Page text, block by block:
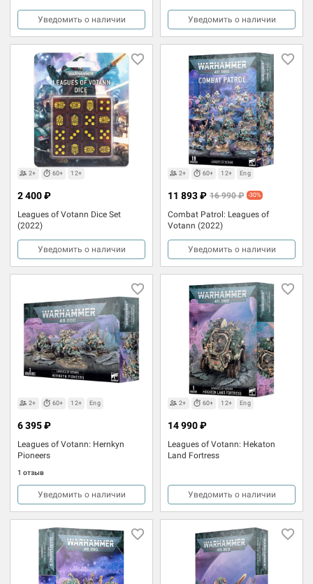
Уведомить о наличии Уведомить о наличии
2+ 60+ 12+
Leagues of Votann Dice Set
(2022)
2 400 ₽
Уведомить о наличии
2+ 60+ 12+ Eng
Combat Patrol: Leagues of
Votann (2022)
11 893 ₽ 16 990 ₽ -30%
Уведомить о наличии
2+ 60+ 12+ Eng
Leagues of Votann: Hernkyn
Pioneers
1 отзыв
6 395 ₽
Уведомить о наличии
2+ 60+ 12+ Eng
Leagues of Votann: Hekaton
Land Fortress
14 990 ₽
Уведомить о наличии